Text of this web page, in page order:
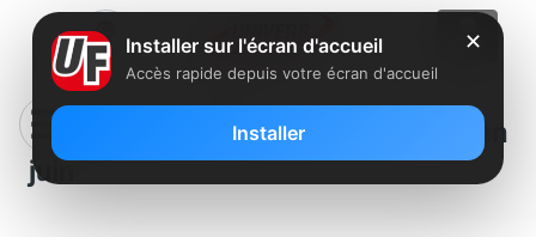
6 chaînes offertes sur Freebox TV en
juin
✕
Installer sur l'écran d'accueil
Accès rapide depuis votre écran d'accueil
Installer